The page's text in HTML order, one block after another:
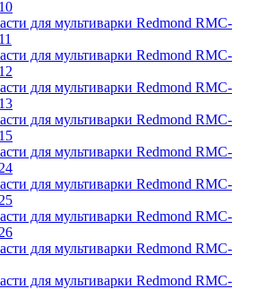
для мультиварки Redmond RMC-
для мультиварки Redmond RMC-
для мультиварки Redmond RMC-
для мультиварки Redmond RMC-
для мультиварки Redmond RMC-
для мультиварки Redmond RMC-
для мультиварки Redmond RMC-
для мультиварки Redmond RMC-
для мультиварки Redmond RMC-